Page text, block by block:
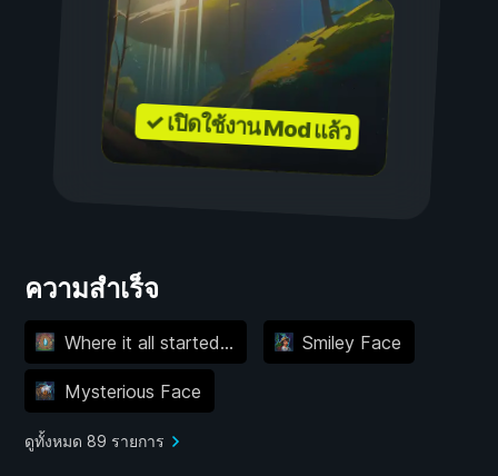
✓ เปิดใช้งาน Mod แล้ว
ความสำเร็จ
Where it all started… Smiley Face
Mysterious Face
ดูทั้งหมด 89 รายการ